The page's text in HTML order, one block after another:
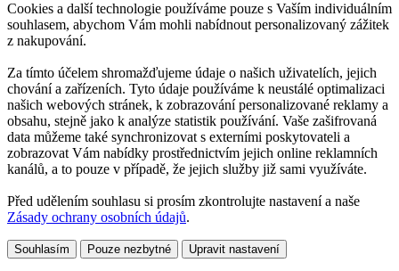
Cookies a další technologie používáme pouze s Vaším individuálním
souhlasem, abychom Vám mohli nabídnout personalizovaný zážitek
z nakupování.
Za tímto účelem shromažďujeme údaje o našich uživatelích, jejich
chování a zařízeních. Tyto údaje používáme k neustálé optimalizaci
našich webových stránek, k zobrazování personalizované reklamy a
obsahu, stejně jako k analýze statistik používání. Vaše zašifrovaná
data můžeme také synchronizovat s externími poskytovateli a
zobrazovat Vám nabídky prostřednictvím jejich online reklamních
kanálů, a to pouze v případě, že jejich služby již sami využíváte.
Před udělením souhlasu si prosím zkontrolujte nastavení a naše
Zásady ochrany osobních údajů.
Souhlasím Pouze nezbytné Upravit nastavení